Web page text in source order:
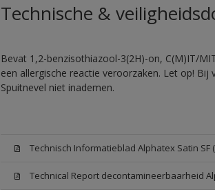
Technische &
Bevat 1,2-benzisothiazool-3(2H)-on, C(M)IT/
een allergische reactie veroorzaken. Let op!
Spuitnevel niet inademen.
Technisch Informatieblad Alphatex Satin SF
Technical Report decontamineerbaarheid